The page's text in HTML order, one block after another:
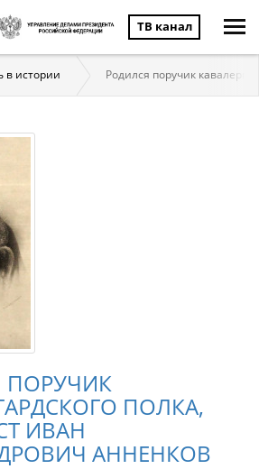
ТВ канал
в истории Родился поручик
ПОРУЧИК
ПОЛКА,
ИВАН
АННЕНКОВ